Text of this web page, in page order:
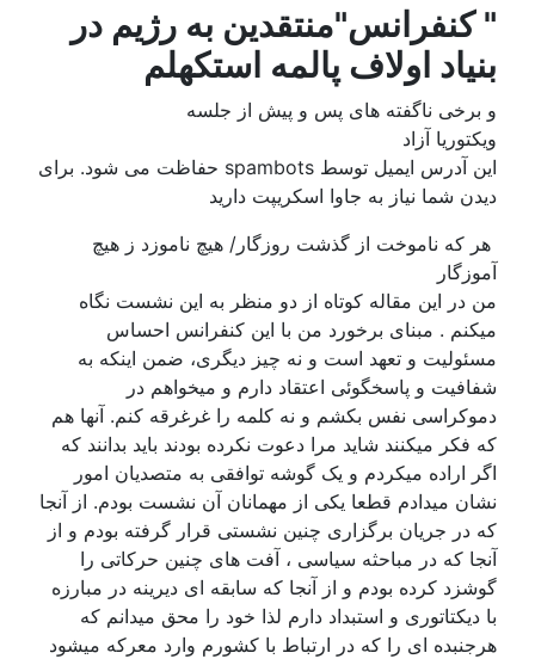
" کنفرانس"منتقدین به رژیم در
بنیاد اولاف پالمه استکهلم
و برخی ناگفته های پس و پیش از جلسه
ویکتوریا آزاد
این آدرس ایمیل توسط spambots حفاظت می شود. برای
دیدن شما نیاز به جاوا اسکریپت دارید
هر که ناموخت از گذشت روزگار/ هيچ ناموزد ز هيچ
آموزگار
من در این مقاله کوتاه از دو منظر به این نشست نگاه
میکنم . مبنای برخورد من با این کنفرانس احساس
مسئولیت و تعهد است و نه چیز دیگری، ضمن اینکه به
شفافیت و پاسخگوئی اعتقاد دارم و میخواهم در
دموکراسی نفس بکشم و نه کلمه را غرغرقه کنم. آنها هم
که فکر میکنند شاید مرا دعوت نکرده بودند باید بدانند که
اگر اراده میکردم و یک گوشه توافقی به متصدیان امور
نشان میدادم قطعا یکی از مهمانان آن نشست بودم. از آنجا
که در جریان برگزاری چنین نشستی قرار گرفته بودم و از
آنجا که در مباحثه سیاسی ، آفت های چنین حرکاتی را
گوشزد کرده بودم و از آنجا که سابقه ای دیرینه در مبارزه
با دیکتاتوری و استبداد دارم لذا خود را محق میدانم که
هرجنبده ای را که در ارتباط با کشورم وارد معرکه میشود